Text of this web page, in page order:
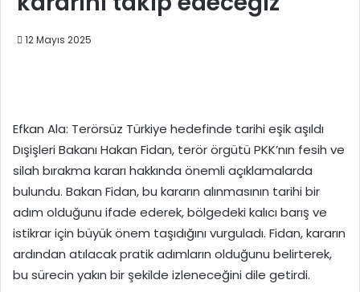
12 Mayıs 2025
Efkan Ala: Terörsüz Türkiye hedefinde tarihi eşik aşıldı
Dışişleri Bakanı Hakan Fidan, terör örgütü PKK’nın fesih ve
silah bırakma kararı hakkında önemli açıklamalarda
bulundu. Bakan Fidan, bu kararın alınmasının tarihi bir
adım olduğunu ifade ederek, bölgedeki kalıcı barış ve
istikrar için büyük önem taşıdığını vurguladı. Fidan, kararın
ardından atılacak pratik adımların olduğunu belirterek,
bu sürecin yakın bir şekilde izleneceğini dile getirdi.